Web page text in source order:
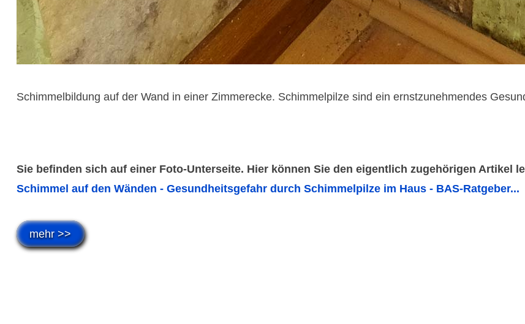
Schimmelbildung auf der Wand in einer Zimmerecke. Schimmelpilze sind ein ernstzunehmendes
Sie befinden sich auf einer Foto-Unterseite. Hier können Sie den eigentlich zugehörigen Artikel
Schimmel auf den Wänden - Gesundheitsgefahr durch Schimmelpilze im Haus - BAS-Ratgeber...
mehr >>